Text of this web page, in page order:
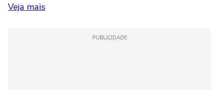
Veja mais
PUBLICIDADE